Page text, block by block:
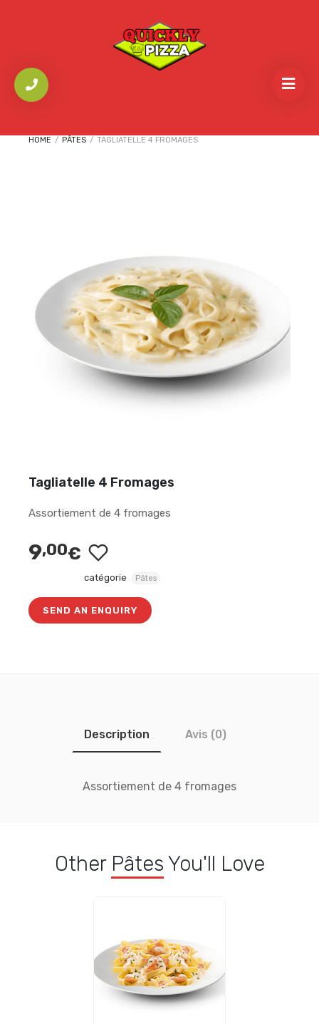
HOME / PÂTES / TAGLIATELLE 4 FROMAGES
Tagliatelle 4 Fromages
Assortiement de 4 fromages
9,00€
catégorie Pâtes
SEND AN ENQUIRY
Description Avis (0)
Assortiement de 4 fromages
Other Pâtes You'll Love